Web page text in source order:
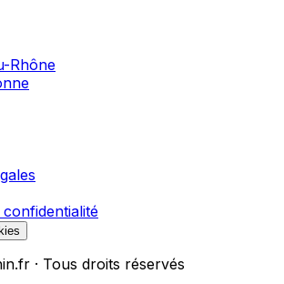
Rhône
confidentialité
· Tous droits réservés